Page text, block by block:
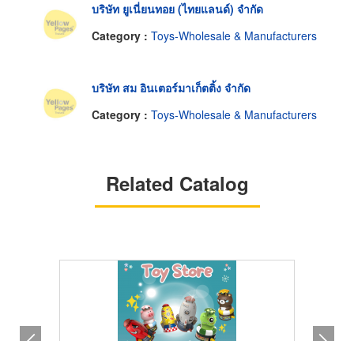
บริษัท ยูเนี่ยนทอย (ไทยแลนด์) จำกัด
Category : Toys-Wholesale & Manufacturers
บริษัท สม อินเตอร์มาเก็ตติ้ง จำกัด
Category : Toys-Wholesale & Manufacturers
Related Catalog